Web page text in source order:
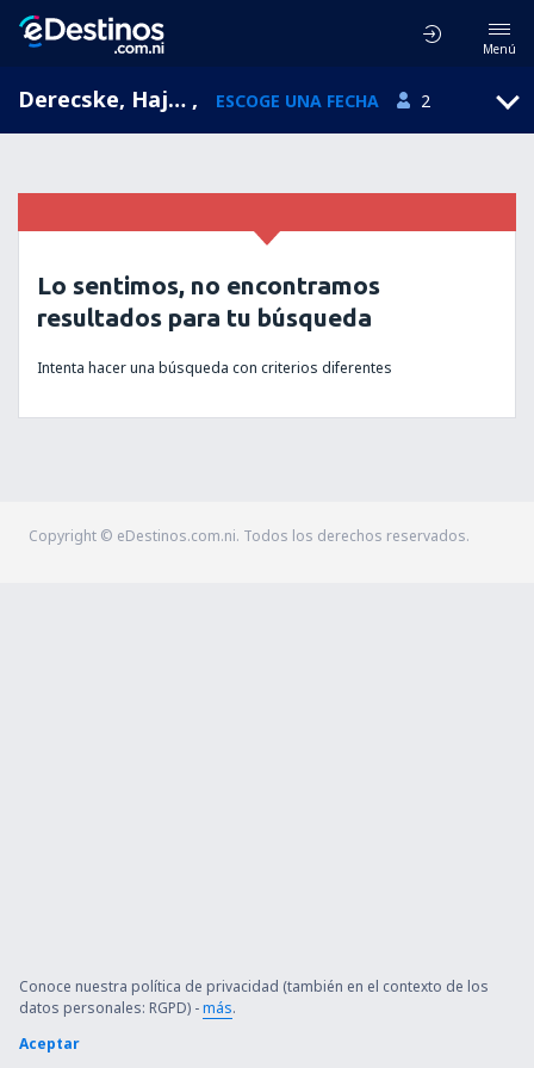
Menú
Derecske, Hajdu-Bihar, Hungría , ESCOGE UNA FECHA 2
Lo sentimos, no encontramos
resultados para tu búsqueda
Intenta hacer una búsqueda con criterios diferentes
Copyright © eDestinos.com.ni. Todos los derechos reservados.
Conoce nuestra política de privacidad (también en el contexto de los
datos personales: RGPD) -más.
Aceptar